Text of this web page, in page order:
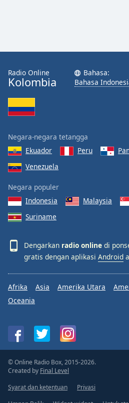
Radio Online
Kolombia
Bahasa:
Bahasa
Negara-negara tetangga
Ekuador
Peru
Venezuela
Negara populer
Indonesia
Malaysia
Suriname
Dengarkan radio online di
gratis dengan aplikasi Android
Afrika Asia Amerika Utara
Oceania
© Online Radio Box, 2015-2026.
Created by Final Level
Syarat dan ketentuan
Privasi